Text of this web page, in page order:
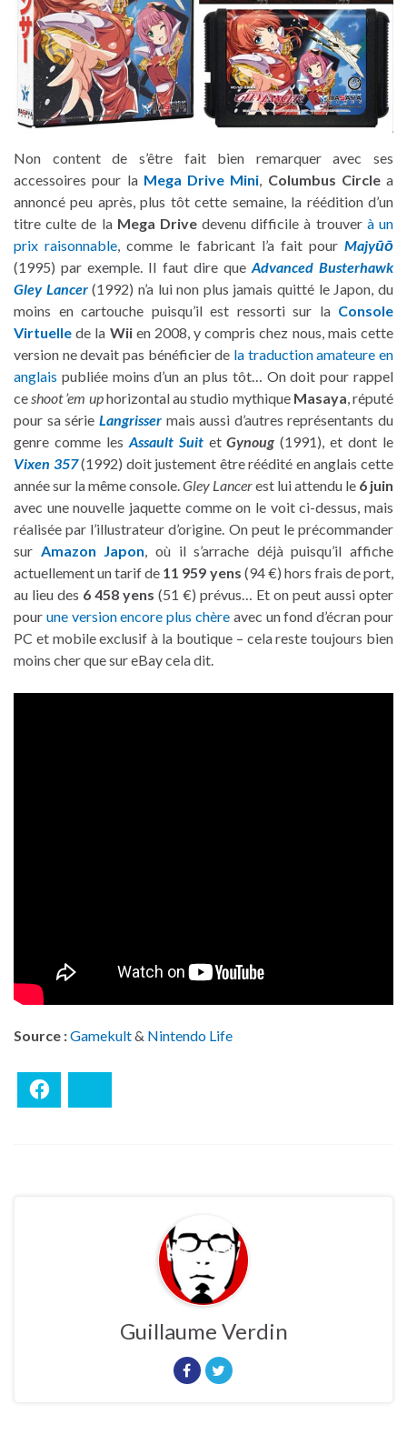
Non content de s’être fait bien remarquer avec ses
accessoires pour la Mega Drive Mini, Columbus Circlea
annoncé peu après, plus tôt cette semaine, la réédition d’un
titre culte de la Mega Drivedevenu difficile à trouver à un
prix raisonnable, comme le fabricant l’a fait pour Majyūō
(1995) par exemple. Il faut dire que Advanced Busterhawk
Gley Lancer(1992) n’a lui non plus jamais quitté le Japon, du
moins en cartouche puisqu’il est ressorti sur la Console
Virtuelle de la Wiien 2008, y compris chez nous, mais cette
version ne devait pas bénéficier de la traduction amateure en
anglais publiée moins d’un an plus tôt… On doit pour rappel
ceshoot ’em uphorizontal au studio mythique Masaya, réputé
pour sa série Langrissermais aussi d’autres représentants du
genre comme les Assault SuitetGynoug (1991), et dont le
Vixen 357(1992) doit justement être réédité en anglais cette
année sur la même console.Gley Lancerest lui attendu le 6 juin
avec une nouvelle jaquette comme on le voit ci-dessus, mais
réalisée par l’illustrateur d’origine. On peut le précommander
sur Amazon Japon, où il s’arrache déjà puisqu’il affiche
actuellement un tarif de 11 959 yens (94 €) hors frais de port,
au lieu des 6 458 yens (51 €) prévus… Et on peut aussi opter
pour une version encore plus chère avec un fond d’écran pour
PC et mobile exclusif à la boutique – cela reste toujours bien
moins cher que sur eBay cela dit.
Source :Gamekult& Nintendo Life
Guillaume Verdin